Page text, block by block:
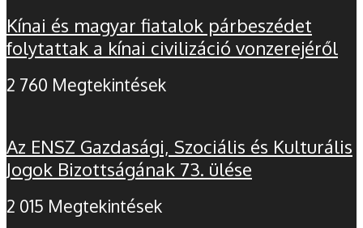
Kínai és magyar fiatalok párbeszédet
folytattak a kínai civilizáció vonzerejéről
2 760 Megtekintések
Az ENSZ Gazdasági, Szociális és Kulturális
Jogok Bizottságának 73. ülése
2 015 Megtekintések